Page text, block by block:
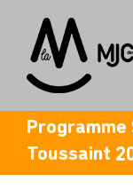
content
Programme
Toussaint